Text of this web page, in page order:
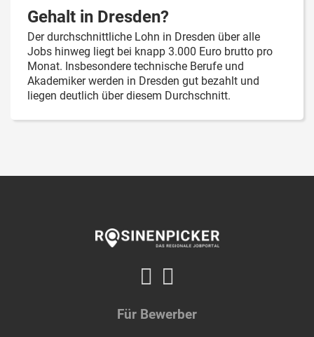
Gehalt in Dresden?
Der durchschnittliche Lohn in Dresden über alle
Jobs hinweg liegt bei knapp 3.000 Euro brutto pro
Monat. Insbesondere technische Berufe und
Akademiker werden in Dresden gut bezahlt und
liegen deutlich über diesem Durchschnitt.
Für Bewerber